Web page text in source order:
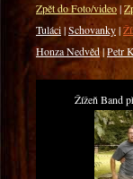
Zpět do Foto/video|
Tuláci|Schovanky|
Honza Nedvěd|Petr
Žížeň Band